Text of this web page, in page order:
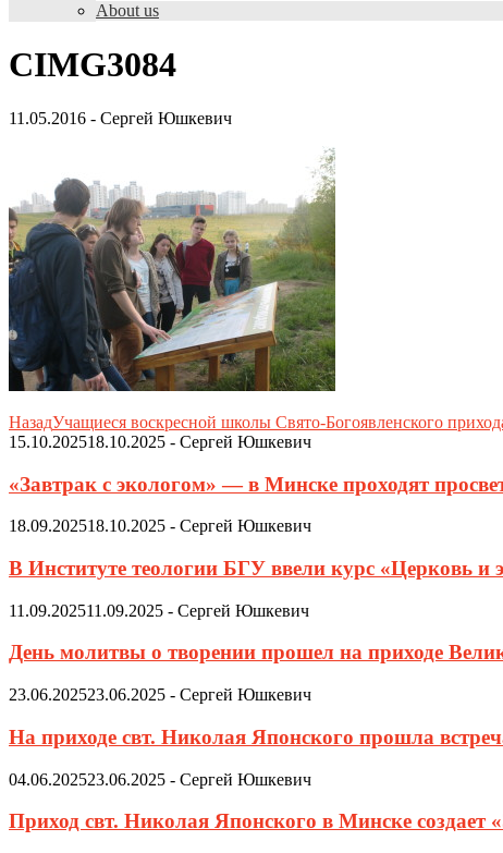
About us
CIMG3084
11.05.2016 - Сергей Юшкевич
НазадУчащиеся воскресной школы Свято-Богоявленского
15.10.202518.10.2025 - Сергей Юшкевич
«Завтрак с экологом» — в Минске проходят
18.09.202518.10.2025 - Сергей Юшкевич
В Институте теологии БГУ ввели курс «Церковь и
11.09.202511.09.2025 - Сергей Юшкевич
День молитвы о творении прошел на приходе
23.06.202523.06.2025 - Сергей Юшкевич
На приходе свт. Николая Японского прошла
04.06.202523.06.2025 - Сергей Юшкевич
Приход свт. Николая Японского в Минске создает